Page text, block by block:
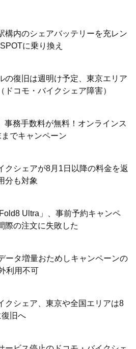
構内のシェアバッテリーを充レン
に乗り換え
の復旧は週明け予定、東京エリア
ドコモ・バイクシェア障害）
事務手数料が無料！オンラインス
までキャンペーン
クシェアが8月1日以降の料金を返
分も対象
Fold8 Ultra」、事前予約キャンペ
際の注文に失敗した
ータ増量おためしキャンペーンの
利用不可
クシェア、東京や全国エリアは8
復旧へ